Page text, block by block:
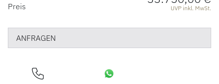
Preis UVP inkl. MwSt.
ANFRAGEN